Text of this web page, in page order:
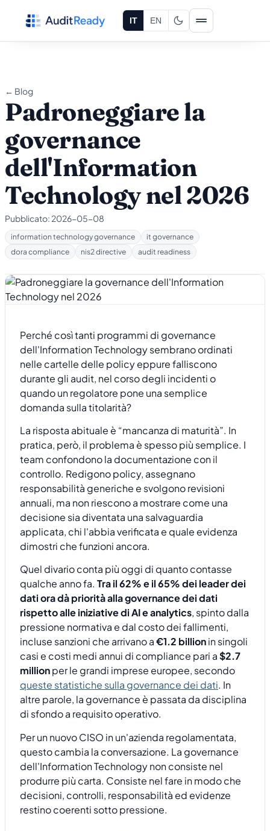
IT EN
← Blog
Padroneggiare la
governance
dell'Information
Technology nel 2026
Pubblicato: 2026-05-08
information technology governance
it governance
dora compliance
nis2 directive audit readiness
Perché così tanti programmi di governance
dell'Information Technology sembrano ordinati
nelle cartelle delle policy eppure falliscono
durante gli audit, nel corso degli incidenti o
quando un regolatore pone una semplice
domanda sulla titolarità?
La risposta abituale è “mancanza di maturità”. In
pratica, però, il problema è spesso più semplice. I
team confondono la documentazione con il
controllo. Redigono policy, assegnano
responsabilità generiche e svolgono revisioni
annuali, ma non riescono a mostrare come una
decisione sia diventata una salvaguardia
applicata, chi l'abbia verificata e quale evidenza
dimostri che funzioni ancora.
Quel divario conta più oggi di quanto contasse
qualche anno fa. Tra il 62% e il 65% dei leader dei
dati ora dà priorità alla governance dei dati
rispetto alle iniziative di AI e analytics, spinto dalla
pressione normativa e dal costo dei fallimenti,
incluse sanzioni che arrivano a€1.2 billionin singoli
casi e costi medi annui di compliance pari a$2.7
millionper le grandi imprese europee, secondo
queste statistiche sulla governance dei dati. In
altre parole, la governance è passata da disciplina
di sfondo a requisito operativo.
Per un nuovo CISO in un'azienda regolamentata,
questo cambia la conversazione. La governance
dell'Information Technology non consiste nel
produrre più carta. Consiste nel fare in modo che
decisioni, controlli, responsabilità ed evidenze
restino coerenti sotto pressione.